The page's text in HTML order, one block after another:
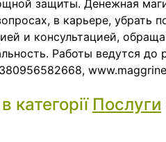
защиты. Денежная
в карьере, убрать
и консультацией,
Работы ведутся до
категорії Послуги